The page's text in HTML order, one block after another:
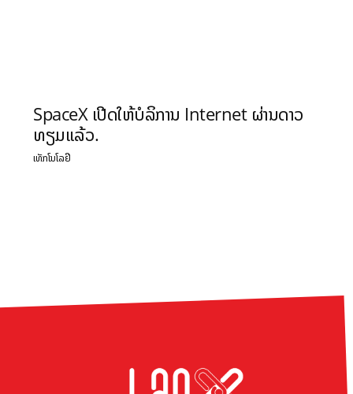
SpaceX ເປີດໃຫ້ບໍລິການ Internet ຜ່ານດາວ
ທຽມແລ້ວ.
ເທັກໂນໂລຢີ